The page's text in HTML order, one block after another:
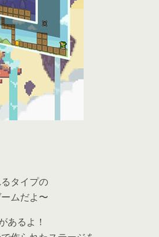
タイプの
ムだよ〜
あるよ！